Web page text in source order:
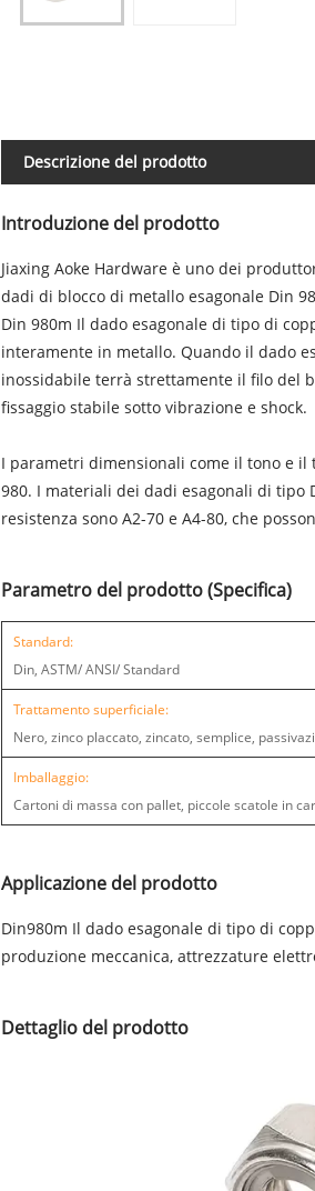
Descrizione del prodotto
Introduzione del prodotto
Jiaxing Aoke Hardware è uno dei
dadi di blocco di metallo esagonale Din
Din 980m Il dado esagonale di tipo di
interamente in metallo. Quando il dado
inossidabile terrà strettamente il filo del
fissaggio stabile sotto vibrazione e shock.
I parametri dimensionali come il tono e
980. I materiali dei dadi esagonali di tipo
resistenza sono A2-70 e A4-80, che
Parametro del prodotto (Specifica)
Standard:
Din, ASTM/ ANSI/ Standard
Trattamento superficiale:
Nero, zinco placcato, zincato, semplice,
Imballaggio:
Cartoni di massa con pallet, piccole scatole in
Applicazione del prodotto
Din980m Il dado esagonale di tipo di
produzione meccanica, attrezzature
Dettaglio del prodotto